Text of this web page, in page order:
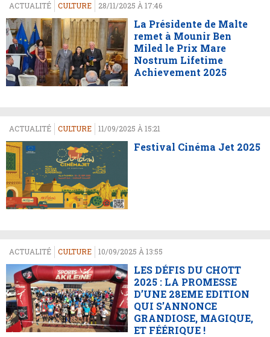
ACTUALITÉ CULTURE 28/11/2025 À 17:46
La Présidente de Malte
remet à Mounir Ben
Miled le Prix Mare
Nostrum Lifetime
Achievement 2025
ACTUALITÉ CULTURE 11/09/2025 À 15:21
Festival Cinéma Jet 2025
ACTUALITÉ CULTURE 10/09/2025 À 13:55
LES DÉFIS DU CHOTT
2025 : LA PROMESSE
D’UNE 28EME EDITION
QUI S’ANNONCE
GRANDIOSE, MAGIQUE,
ET FÉÉRIQUE !